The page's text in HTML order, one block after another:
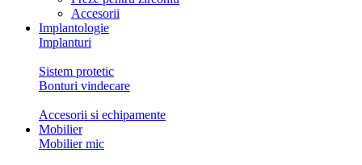
Accesorii
Implantologie
Implanturi
Sistem protetic
Bonturi vindecare
Accesorii si echipamente
Mobilier
Mobilier mic